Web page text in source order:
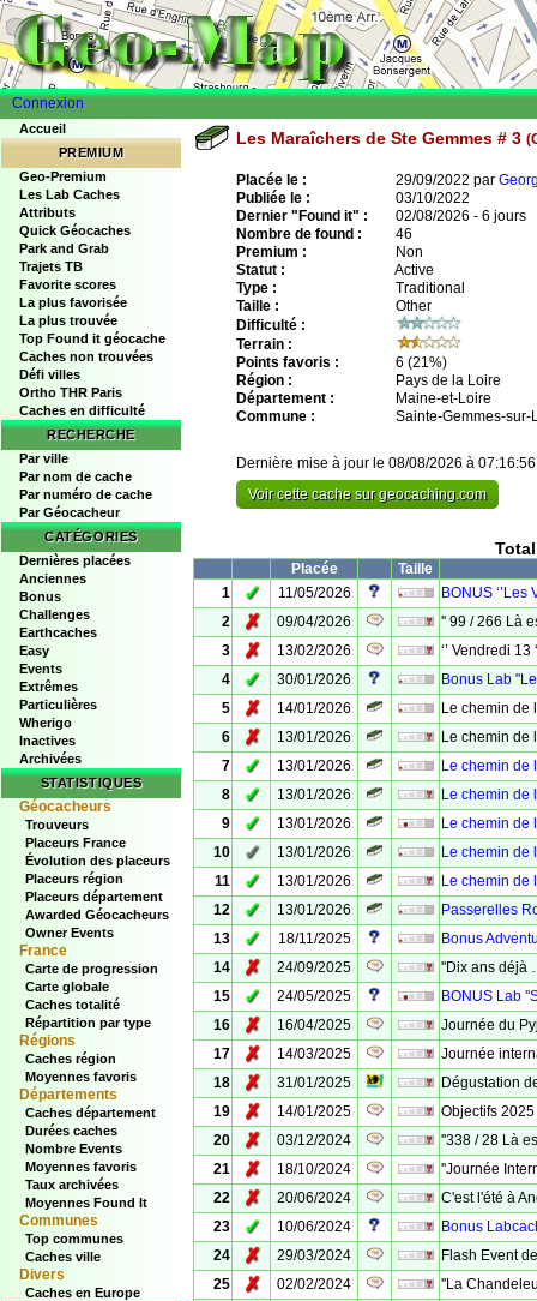
Connexion
Accueil
PREMIUM
Geo-Premium
Les Lab Caches
Attributs
Quick Géocaches
Park and Grab
Trajets TB
Favorite scores
La plus favorisée
La plus trouvée
Top Found it géocache
Caches non trouvées
Défi villes
Ortho THR Paris
Caches en difficulté
RECHERCHE
Par ville
Par nom de cache
Par numéro de cache
Par Géocacheur
CATÉGORIES
Dernières placées
Anciennes
Bonus
Challenges
Earthcaches
Easy
Events
Extrêmes
Particulières
Wherigo
Inactives
Archivées
STATISTIQUES
Géocacheurs
Trouveurs
Placeurs France
Évolution des placeurs
Placeurs région
Placeurs département
Awarded Géocacheurs
Owner Events
France
Carte de progression
Carte globale
Caches totalité
Répartition par type
Régions
Caches région
Moyennes favoris
Départements
Caches département
Durées caches
Nombre Events
Moyennes favoris
Taux archivées
Moyennes Found It
Communes
Top communes
Caches ville
Divers
Caches en Europe
Les Maraîchers de Ste Gemmes # 3
Placée le : 29/09/2022 par
Publiée le :
03/10/2022
Dernier "Found it" :
02/08/2026 - 6 jours
Nombre de found :
46
Premium :
Non
Statut :
Active
Type :
Traditional
Taille :
Other
Difficulté :
Terrain :
Points favoris :
6 (21%)
Région :
Pays de la Loire
Département :
Maine-et-Loire
Commune :
Sainte-Gemmes-sur-
Dernière mise à jour le 08/08/2026 à 07:16:56
Voir cette cache sur geocaching.com
Placée
Taille
1
✓ 11/05/2026
BONUS
2
✗ 09/04/2026
'' 99 / 266 Là
3
✗ 13/02/2026
‘’ Vendredi 13
4
✓ 30/01/2026
Bonus Lab
5
✗ 14/01/2026
Le chemin de
6
✗ 13/01/2026
Le chemin de
7
✓ 13/01/2026
Le chemin de
8
✓ 13/01/2026
Le chemin de
9
✓ 13/01/2026
Le chemin de
10
✓ 13/01/2026
Le chemin de
11
✓ 13/01/2026
Le chemin de
12
✓ 13/01/2026
Passerelles
13
✓ 18/11/2025
Bonus
14
✗ 24/09/2025
''Dix ans déjà
15
✓ 24/05/2025
BONUS Lab
16
✗ 16/04/2025
Journée du
17
✗ 14/03/2025
Journée
18
✗ 31/01/2025
Dégustation
19
✗ 14/01/2025
Objectifs 2025
20
✗ 03/12/2024
''338 / 28 Là
21
✗ 18/10/2024
''Journée
22
✗ 20/06/2024
C'est l'été à
23
✓ 10/06/2024
Bonus
24
✗ 29/03/2024
Flash Event
25
✗ 02/02/2024
''La